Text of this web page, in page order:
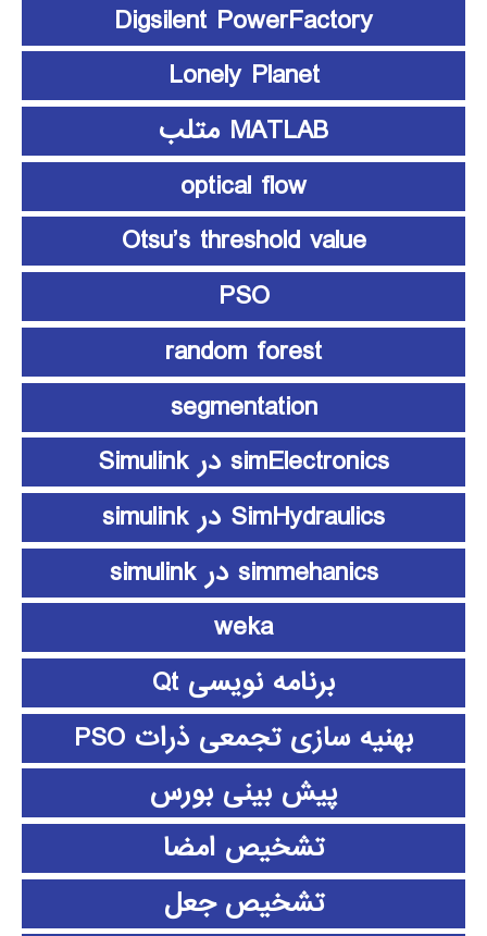
Digsilent PowerFactory
Lonely Planet
MATLAB متلب
optical flow
Otsu’s threshold value
PSO
random forest
segmentation
simElectronics در Simulink
SimHydraulics در simulink
simmehanics در simulink
weka
برنامه نویسی Qt
بهنیه سازی تجمعی ذرات PSO
پیش بینی بورس
تشخیص امضا
تشخیص جعل